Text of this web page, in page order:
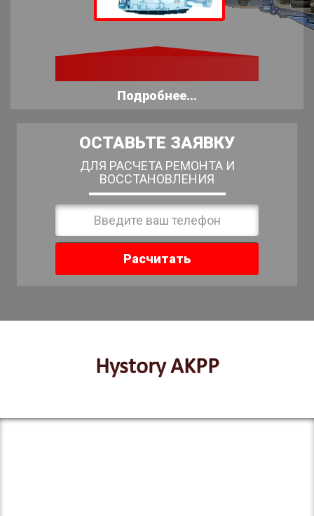
Подробнее...
ОСТАВЬТЕ ЗАЯВКУ
ДЛЯ РАСЧЕТА РЕМОНТА И
ВОССТАНОВЛЕНИЯ
Расчитать
Hystory AKPP